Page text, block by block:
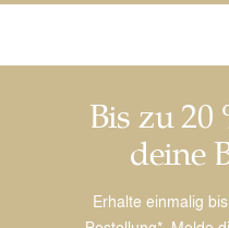
Bis zu 20
deine
Erhalte einmalig